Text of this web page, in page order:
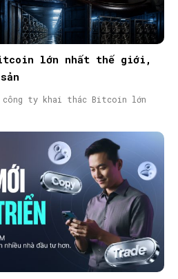
lớn nhất thế giới,
công ty khai thác Bitcoin lớn